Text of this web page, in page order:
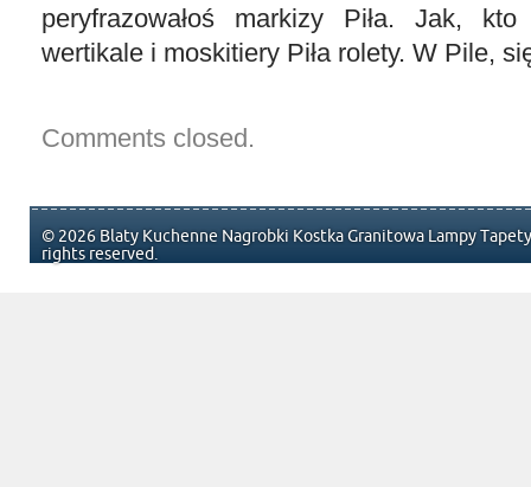
peryfrazowałoś markizy Piła. Jak,
wertikale i moskitiery Piła rolety. W Pile,
Comments closed.
© 2026 Blaty Kuchenne Nagrobki Kostka Granitowa Lampy
rights reserved.